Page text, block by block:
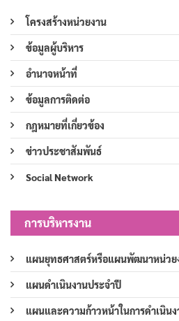
โครงสร้างหน่วยงาน
ข้อมูลผู้บริหาร
อำนาจหน้าที่
ข้อมูลการติดต่อ
กฎหมายที่เกี่ยวข้อง
ข่าวประชาสัมพันธ์
Social Network
การบริหารงาน
แผนยุทธศาสตร์หรือแผนพัฒนาหน่วย
แผนดำเนินงานประจำปี
แผนและความก้าวหน้าในการดำเนิน